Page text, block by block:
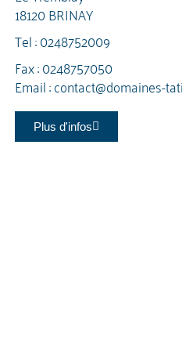
18120 BRINAY
Tel :0248752009
Fax : 0248757050
Email :contact@domaines-
Plus d'infos